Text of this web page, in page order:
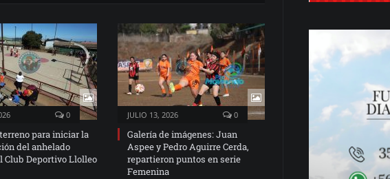
0
para iniciar la
del anhelado
Club Deportivo Llolleo
JULIO 13, 2026 0
Galería de imágenes: Juan
Aspee y Pedro Aguirre Cerda,
repartieron puntos en serie
Femenina